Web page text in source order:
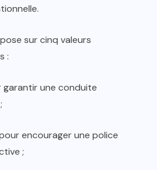
sur cinq valeurs
:
garantir une conduite
encourager une police
;